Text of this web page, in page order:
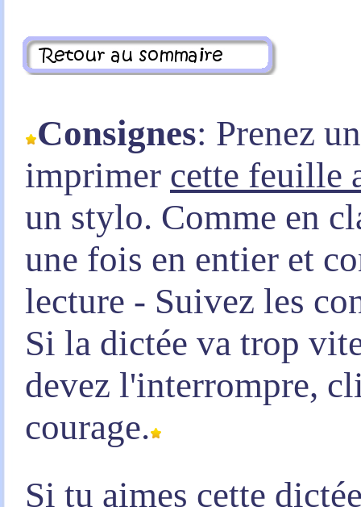
Consignes: Prenez
imprimer cette feuille
un stylo. Comme en
une fois en entier et
lecture - Suivez les
Si la dictée va trop
devez l'interrompre,
courage.
Si tu aimes cette